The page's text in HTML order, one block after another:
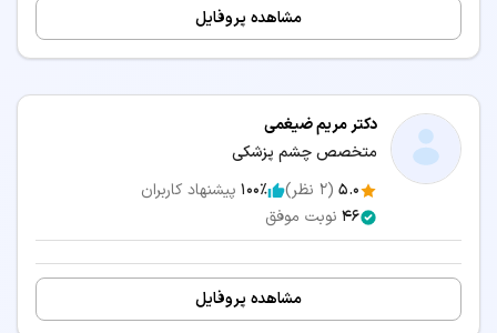
مشاهده پروفایل
دکتر مریم ضیغمی
متخصص چشم پزشکی
5.0
(
2 نظر) 100٪ پیشنهاد کاربران
46 نوبت موفق
مشاهده پروفایل